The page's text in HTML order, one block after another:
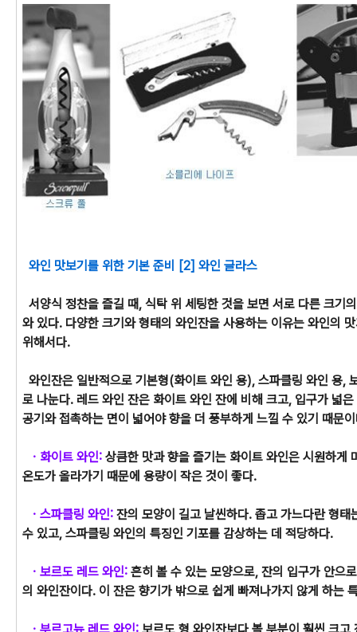
와인 맛보기를 위한 기본 준비 [2] 와인 글라스
서양식 정찬을 즐길 때, 식탁 위 세팅한 것을 보면 서로 다른 크기
와 있다. 다양한 크기와 형태의 와인잔을 사용하는 이유는 와인의
위해서다.
와인잔은 일반적으로 기본형(화이트 와인 용), 스파클링 와인 용,
로 나눈다. 레드 와인 잔은 화이트 와인 잔에 비해 크고, 입구가 넓
공기와 접촉하는 면이 넓어야 향을 더 풍부하게 느낄 수 있기 때문
ㆍ화이트 와인: 상큼한 맛과 향을 즐기는 화이트 와인은 시원하게
온도가 올라가기 때문에 용량이 작은 것이 좋다.
ㆍ스파클링 와인: 잔의 모양이 길고 날씬하다. 좁고 가느다란 형태
수 있고, 스파클링 와인의 특징인 기포를 감상하는 데 적당하다.
ㆍ보르도 레드 와인: 흔히 볼 수 있는 모양으로, 잔의 입구가 안으
의 와인잔이다. 이 잔은 향기가 밖으로 쉽게 빠져나가지 않게 하는